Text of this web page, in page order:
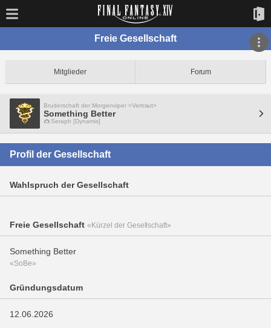
Freie Gesellschaft
Mitglieder Forum
Bruderschaft der Morgenviper <Vertraut>
Something Better
Seraph [Dynamis]
Profil der Gesellschaft
Wahlspruch der Gesellschaft
Freie Gesellschaft «Kürzel der Gesellschaft»
Something Better
«SoBe»
Gründungsdatum
12.06.2026